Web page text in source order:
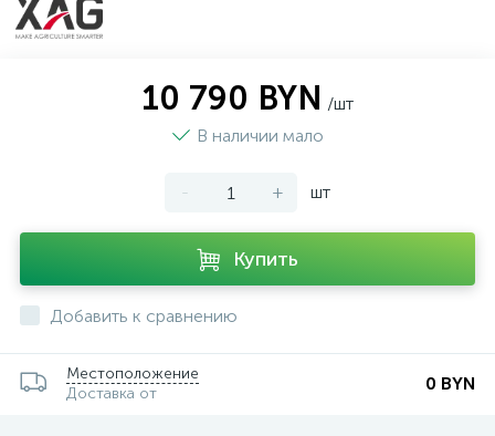
10 790 BYN /шт
В наличии мало
- + шт
Купить
Добавить к сравнению
Местоположение
Доставка от
0 BYN